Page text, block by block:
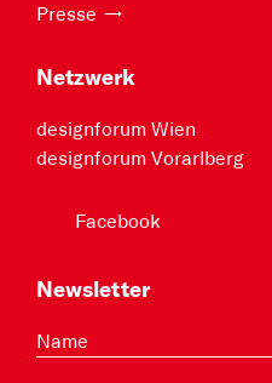
Presse
Netzwerk
designforum Wien
designforum Vorarlberg
Facebook
Newsletter